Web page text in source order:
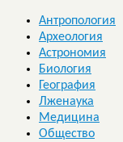
Антропология
Археология
Астрономия
Биология
География
Лженаука
Медицина
Общество